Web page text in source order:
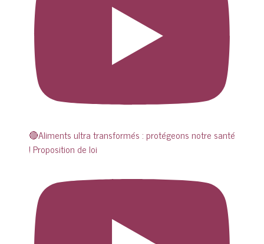
🔴Aliments ultra transformés : protégeons notre santé
! Proposition de loi